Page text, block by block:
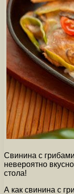
Свинина с
невероятно
стола!
А как свинина с